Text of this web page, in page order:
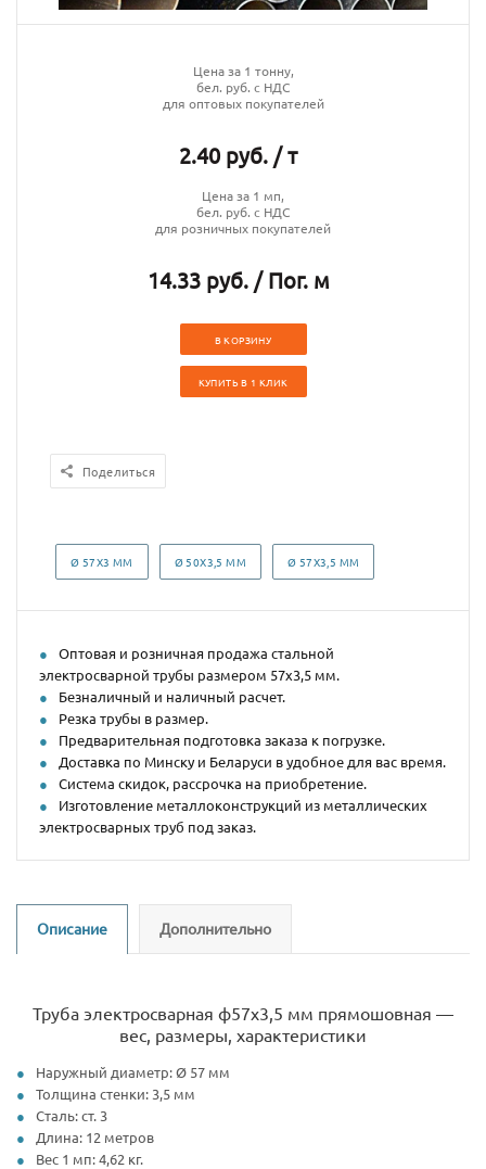
Цена за 1 тонну,
бел. руб. с НДС
для оптовых покупателей
2.40 руб. / т
Цена за 1 мп,
бел. руб. с НДС
для розничных покупателей
14.33 руб. / Пог. м
В КОРЗИНУ
КУПИТЬ В 1 КЛИК
Поделиться
Ø 57Х3 ММ Ø 50Х3,5 ММ Ø 57Х3,5 ММ
Оптовая и розничная продажа стальной
электросварной трубы размером 57х3,5 мм.
Безналичный и наличный расчет.
Резка трубы в размер.
Предварительная подготовка заказа к погрузке.
Доставка по Минску и Беларуси в удобное для вас время.
Система скидок, рассрочка на приобретение.
Изготовление металлоконструкций из металлических
электросварных труб под заказ.
Описание Дополнительно
Труба электросварная ф57х3,5 мм прямошовная —
вес, размеры, характеристики
Наружный диаметр: Ø 57 мм
Толщина стенки: 3,5 мм
Сталь: ст. 3
Длина: 12 метров
Вес 1 мп: 4,62 кг.